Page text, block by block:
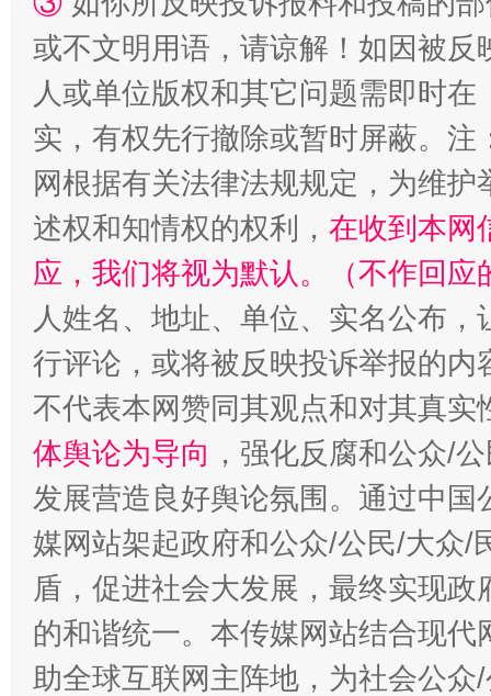
招工难、用工荒背后
或不文明用语，请谅解！如因被
人或单位版权和其它问题需即时在
实，有权先行撤除或暂时屏蔽。
网根据有关法律法规规定，为维
述权和知情权的权利， 在收到本网
应，我们将视为默认。（不作回应
人姓名、地址、单位、实名公布
行评论，或将被反映投诉举报的
不代表本网赞同其观点和对其真实
体舆论为导向 ，强化反腐和公众/
发展营造良好舆论氛围。通过中
媒网站架起政府和公众/公民/大众/
盾，促进社会大发展，最终实现
的和谐统一。本传媒网站结合现
助全球互联网主阵地，为社会公